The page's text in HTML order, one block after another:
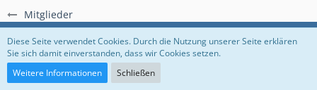
Mitglieder
Regeln Datenschutzerklärung Impressum
Community-Software:
Diese Seite verwendet Cookies. Durch die Nutzung unserer Seite erklären
Sie sich damit einverstanden, dass wir Cookies setzen.
Weitere Informationen
Schließen